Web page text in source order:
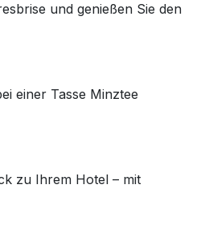
und genießen Sie den
einer Tasse Minztee
zu Ihrem Hotel – mit